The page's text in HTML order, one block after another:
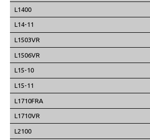
L1400
L14-11
L1503VR
L1506VR
L15-10
L15-11
L1710FRA
L1710VR
L2100